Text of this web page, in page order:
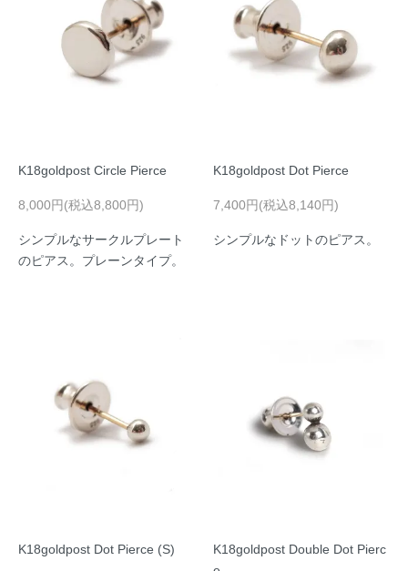
K18goldpost Circle Pierce
8,000円(税込8,800円)
シンプルなサークルプレート
のピアス。プレーンタイプ。
K18goldpost Dot Pierce
7,400円(税込8,140円)
シンプルなドットのピアス。
K18goldpost Dot Pierce (S)
K18goldpost Double Dot Pierc